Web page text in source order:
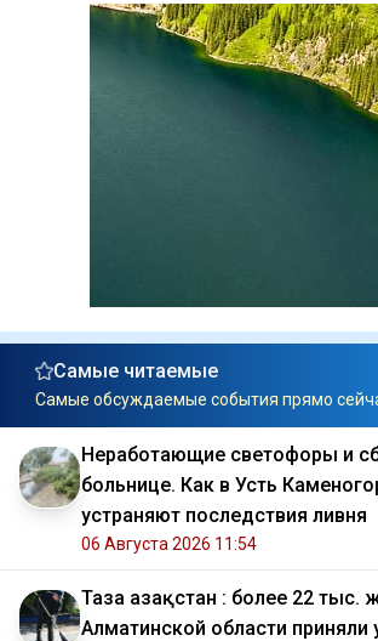
Самые читаемые
Самые обсуждаемые события прямо
Неработающие светофоры и
больнице. Как в Усть
устраняют последствия ливня
06 Августа 2026 11:54
Таза Қазақстан : более 22 тыс.
Алматинской области приняли